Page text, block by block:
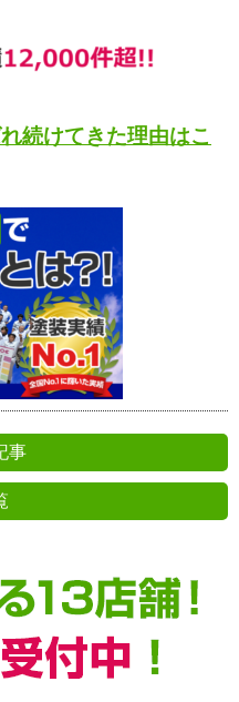
続けてきた理由はこ
事